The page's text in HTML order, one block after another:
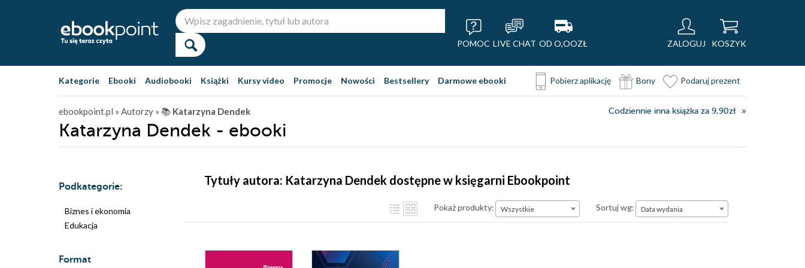
POMOC LIVE CHAT OD O,OOZŁ ZALOGUJ KOSZYK
Kategorie Ebooki Audiobooki Książki Kursy video Promocje Nowości Bestsellery Darmowe ebooki Pobierz aplikację Bony Podaruj prezent
ebookpoint.pl » Autorzy » 📚 Katarzyna Dendek Codziennie inna książka za 9,90zł
Katarzyna Dendek - ebooki
Podkategorie:
Biznes i ekonomia
Edukacja
Format
Tytuły autora: Katarzyna Dendek dostępne w księgarni Ebookpoint
Pokaż produkty: Wszystkie Sortuj wg:Data wydania
Data wydania